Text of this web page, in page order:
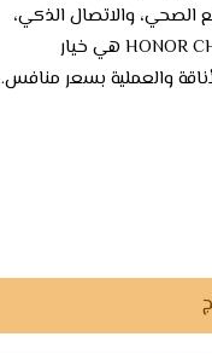
الصحي، والاتصال الذكي،
والعملية بسعر منافس.